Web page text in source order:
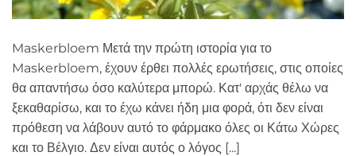
Maskerbloem Μετά την πρώτη ιστορία για το
Maskerbloem, έχουν έρθει πολλές ερωτήσεις, στις οποίες
θα απαντήσω όσο καλύτερα μπορώ. Κατ' αρχάς θέλω να
ξεκαθαρίσω, και το έχω κάνει ήδη μια φορά, ότι δεν είναι
πρόθεση να λάβουν αυτό το φάρμακο όλες οι Κάτω Χώρες
και το Βέλγιο. Δεν είναι αυτός ο λόγος [...]